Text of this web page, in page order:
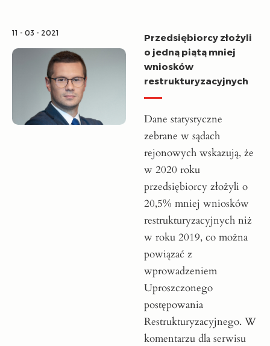
11 - 03 - 2021
Przedsiębiorcy złożyli
o jedną piątą mniej
wniosków
restrukturyzacyjnych
Dane statystyczne
zebrane w sądach
rejonowych wskazują, że
w 2020 roku
przedsiębiorcy złożyli o
20,5% mniej wniosków
restrukturyzacyjnych niż
w roku 2019, co można
powiązać z
wprowadzeniem
Uproszczonego
postępowania
Restrukturyzacyjnego. W
komentarzu dla serwisu